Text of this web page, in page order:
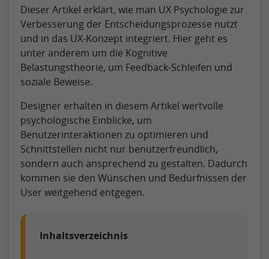
Dieser Artikel erklärt, wie man UX Psychologie zur
Verbesserung der Entscheidungsprozesse nutzt
und in das UX-Konzept integriert. Hier geht es
unter anderem um die Kognitive
Belastungstheorie, um Feedback-Schleifen und
soziale Beweise.
Designer erhalten in diesem Artikel wertvolle
psychologische Einblicke, um
Benutzerinteraktionen zu optimieren und
Schnittstellen nicht nur benutzerfreundlich,
sondern auch ansprechend zu gestalten. Dadurch
kommen sie den Wünschen und Bedürfnissen der
User weitgehend entgegen.
Inhaltsverzeichnis